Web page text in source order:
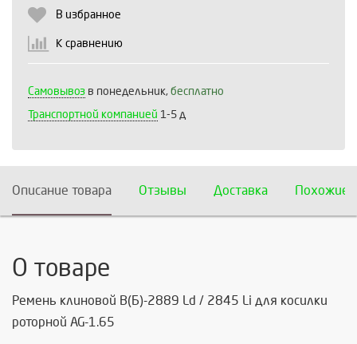
В избранное
К сравнению
Самовывоз в понедельник, бесплатно
Транспортной компанией 1-5 д
Описание товара Отзывы Доставка Похожие
О товаре
Ремень клиновой В(Б)-2889 Ld / 2845 Li для косилки
роторной AG-1.65